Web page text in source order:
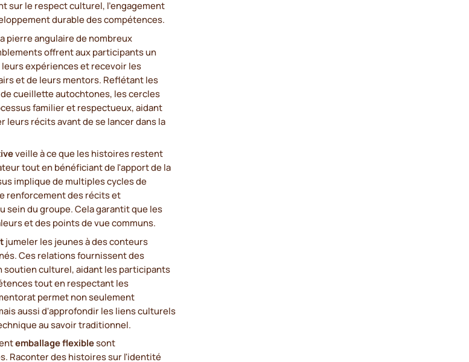
sur le respect culturel, l'engagement
durable des compétences.
pierre angulaire de nombreux
offrent aux participants un
expériences et recevoir les
et de leurs mentors. Reflétant les
cueillette autochtones, les cercles
familier et respectueux, aidant
leurs récits avant de se lancer dans la
veille à ce que les histoires restent
tout en bénéficiant de l'apport de la
implique de multiples cycles de
renforcement des récits et
sein du groupe. Cela garantit que les
et des points de vue communs.
jumeler les jeunes à des conteurs
Ces relations fournissent des
soutien culturel, aidant les participants
tout en respectant les
permet non seulement
aussi d'approfondir les liens culturels
au savoir traditionnel.
emballage flexiblesont
Raconter des histoires sur l'identité